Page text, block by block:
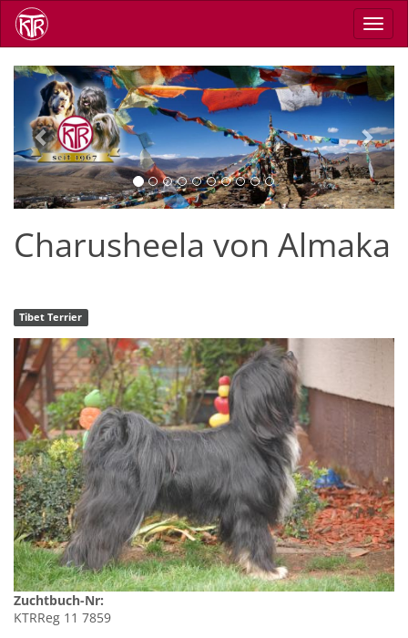
Skip
main
Previous Next
Charusheela von Almaka
Tibet Terrier
Zuchtbuch-Nr:
KTRReg 11 7859